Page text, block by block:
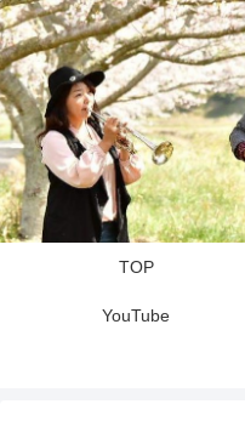
TOP
YouTube